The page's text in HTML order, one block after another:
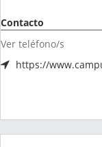
Contacto
Ver teléfono/s
https://